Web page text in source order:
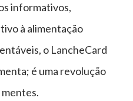
informativos,
à alimentação
o LancheCard
é uma revolução